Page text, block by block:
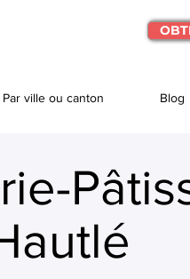
Par ville ou canton Blog